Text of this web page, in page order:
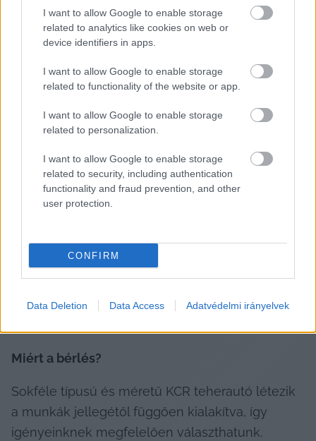
I want to allow Google to enable storage
related to analytics like cookies on web or
device identifiers in apps.
I want to allow Google to enable storage
related to functionality of the website or app.
I want to allow Google to enable storage
related to personalization.
I want to allow Google to enable storage
related to security, including authentication
functionality and fraud prevention, and other
user protection.
CONFIRM
Data Deletion Data Access Adatvédelmi irányelvek
De gondoltad volna, hogy egy ilyen autó
műalkotások, nagy méretű szobrok emelésére
és szállítására is alkalmas, vagy hogy nemcsak
páncélszekrények mozgathatók vele egyik
helyről a másikra, hanem akár még
összegyűjtött, lejárt pénzérmék és bankók is?
Legutóbb a kuna kivonásakor segítettek a KCR
autók az óriási mennyiségű pénzérme
elszállításában, de ez nem egyedülálló példa,
hazánkban is hasonlóan zajlott az 1 és 2 Ft-osok
Miért a bérlés?
Sokféle típusú és méretű KCR teherautó létezik
a munkák jellegétől függően kialakítva, így
igényeinknek megfelelően választhatunk.